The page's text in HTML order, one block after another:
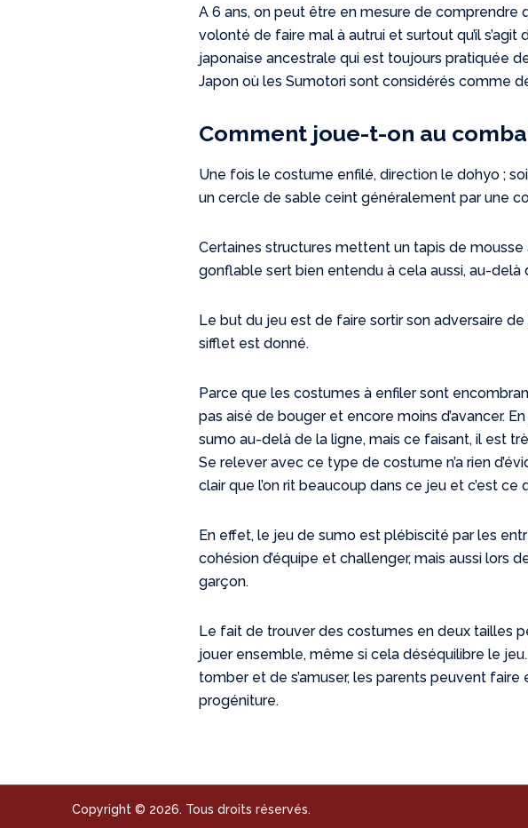
A 6 ans, on peut être en mesure de comprendre
volonté de faire mal à autrui et surtout qu’il s’agit
japonaise ancestrale qui est toujours pratiquée
Japon où les Sumotori sont considérés comme
Comment joue-t-on au
Une fois le costume enfilé, direction le dohyo ;
un cercle de sable ceint généralement par une
Certaines structures mettent un tapis de
gonflable sert bien entendu à cela aussi, au-delà
Le but du jeu est de faire sortir son adversaire
sifflet est donné.
Parce que les costumes à enfiler sont
pas aisé de bouger et encore moins d’avancer.
sumo au-delà de la ligne, mais ce faisant, il est
Se relever avec ce type de costume n’a rien
clair que l’on rit beaucoup dans ce jeu et c’est
En effet, le jeu de sumo est plébiscité par les
cohésion d’équipe et challenger, mais aussi lors
garçon.
Le fait de trouver des costumes en deux tailles
jouer ensemble, même si cela déséquilibre le
tomber et de s’amuser, les parents peuvent
progéniture.
Copyright © 2026. Tous droits réservés.